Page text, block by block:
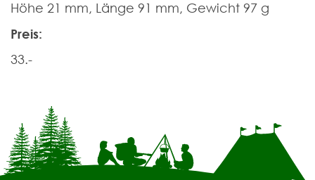
Höhe 21 mm, Länge 91 mm, Gewicht 97 g
Preis:
33.-